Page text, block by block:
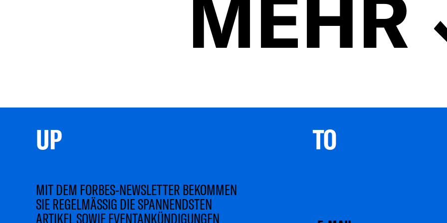
UP TO
MIT DEM FORBES-NEWSLETTER BEKOMMEN
SIE REGELMÄSSIG DIE SPANNENDSTEN
ARTIKEL SOWIE EVENTANKÜNDIGUNGEN